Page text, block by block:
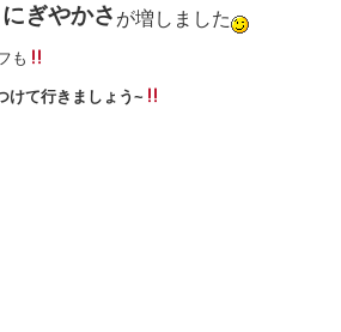
にぎやかさが増しました
も
けて行きましょう~